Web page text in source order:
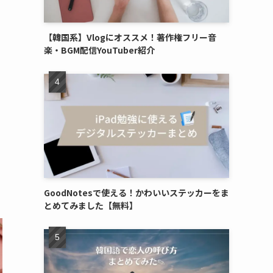
【韓国系】Vlogにオススメ！著作権フリー音
楽・BGM配信YouTuber紹介
GoodNotesで使える！かわいいステッカーをま
とめてみました【無料】